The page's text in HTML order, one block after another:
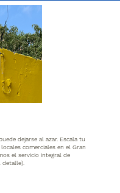
dejarse al azar. Escala tu
comerciales en el Gran
el servicio integral de